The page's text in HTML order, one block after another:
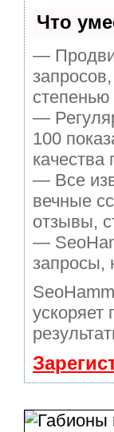
Что
—
—
100
качества
— Все
вечные
отзывы,
—
запросы,
ускоряет